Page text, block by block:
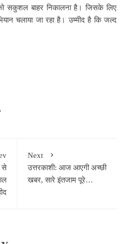
को सकुशल बाहर निकालना है। जिसके लिए
चलाया जा रहा है। उम्मीद है कि जल्द
से
Next
उत्तरकाशी: आज आएगी अच्छी
खबर, सारे इंतजाम पूरे…